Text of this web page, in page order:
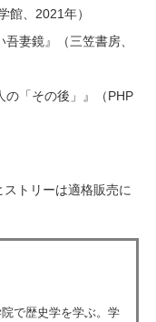
館、2021年）
妻鏡』（三笠書房、
の「その後」』（PHP
トリーは適格販売に
で歴史学を学ぶ。学